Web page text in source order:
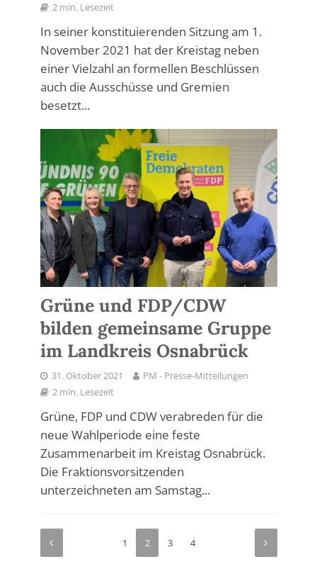
2 min. Lesezeit
In seiner konstituierenden Sitzung am 1.
November 2021 hat der Kreistag neben
einer Vielzahl an formellen Beschlüssen
auch die Ausschüsse und Gremien
besetzt...
Grüne und FDP/CDW
bilden gemeinsame Gruppe
im Landkreis Osnabrück
31. Oktober 2021
PM - Presse-Mitteilungen
2 min. Lesezeit
Grüne, FDP und CDW verabreden für die
neue Wahlperiode eine feste
Zusammenarbeit im Kreistag Osnabrück.
Die Fraktionsvorsitzenden
unterzeichneten am Samstag...
1 2 3 4